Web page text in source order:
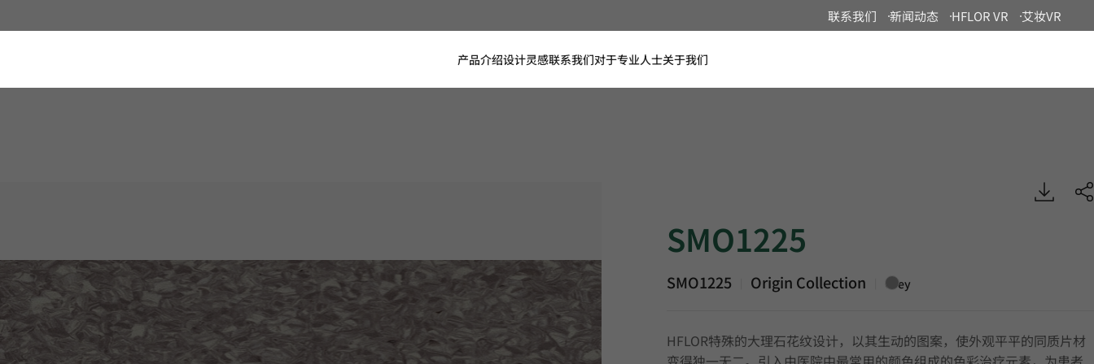
联系我们 新闻动态 HFLOR VR 艾妆VR
产品介绍设计灵感联系我们对于专业人士关于我们
SMO1225
SMO1225 Origin Collection Grey
HFLOR特殊的大理石花纹设计，以其生动的图案，使外观平平的同质片材